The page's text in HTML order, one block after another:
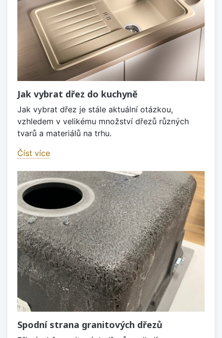
Jak vybrat dřez do kuchyně
Jak vybrat dřez je stále aktuální otázkou,
vzhledem v velikému množství dřezů různých
tvarů a materiálů na trhu.
Číst více
Spodní strana granitových dřezů